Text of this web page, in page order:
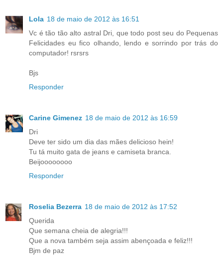
Lola 18 de maio de 2012 às 16:51
Vc é tão tão alto astral Dri, que todo post seu do Pequenas
Felicidades eu fico olhando, lendo e sorrindo por trás do
computador! rsrsrs
Bjs
Responder
Carine Gimenez 18 de maio de 2012 às 16:59
Dri
Deve ter sido um dia das mães delicioso hein!
Tu tá muito gata de jeans e camiseta branca.
Beijoooooooo
Responder
Roselia Bezerra 18 de maio de 2012 às 17:52
Querida
Que semana cheia de alegria!!!
Que a nova também seja assim abençoada e feliz!!!
Bjm de paz